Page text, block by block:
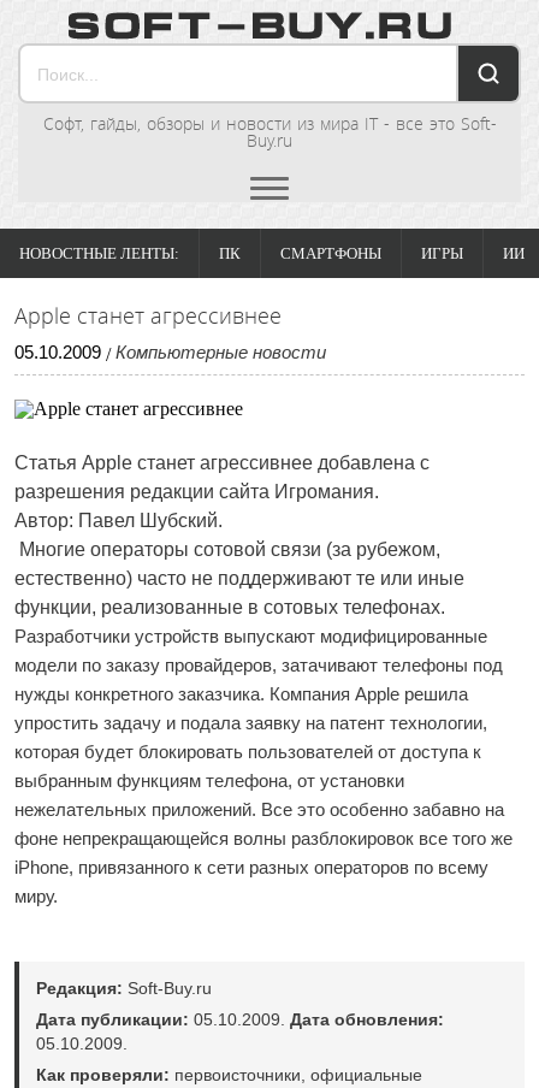
Софт, гайды, обзоры и новости из мира IT - все это Soft-
Buy.ru
НОВОСТНЫЕ ЛЕНТЫ: ПК СМАРТФОНЫ ИГРЫ ИИ
Apple станет агрессивнее
05.10.2009 / Компьютерные новости
Статья Apple станет агрессивнее добавлена с
разрешения редакции сайта Игромания.
Автор: Павел Шубский.
Многие операторы сотовой связи (за рубежом,
естественно) часто не поддерживают те или иные
функции, реализованные в сотовых телефонах.
Разработчики устройств выпускают модифицированные
модели по заказу провайдеров, затачивают телефоны под
нужды конкретного заказчика. Компания Apple решила
упростить задачу и подала заявку на патент технологии,
которая будет блокировать пользователей от доступа к
выбранным функциям телефона, от установки
нежелательных приложений. Все это особенно забавно на
фоне непрекращающейся волны разблокировок все того же
iPhone, привязанного к сети разных операторов по всему
миру.
Редакция: Soft-Buy.ru
Дата публикации: 05.10.2009. Дата обновления:
05.10.2009.
Как проверяли: первоисточники, официальные